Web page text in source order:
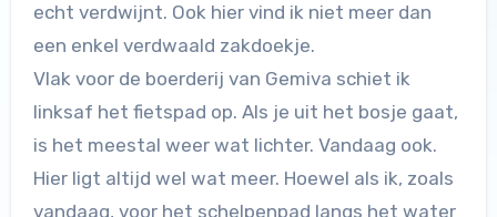
echt verdwijnt. Ook hier vind ik niet meer dan
een enkel verdwaald zakdoekje.
Vlak voor de boerderij van Gemiva schiet ik
linksaf het fietspad op. Als je uit het bosje gaat,
is het meestal weer wat lichter. Vandaag ook.
Hier ligt altijd wel wat meer. Hoewel als ik, zoals
vandaag, voor het schelpenpad langs het water